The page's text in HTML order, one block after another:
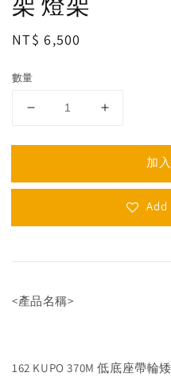
Regular
NT$ 6,500
數量
加
<產品名稱>
162 KUPO 370M 低底座帶輪